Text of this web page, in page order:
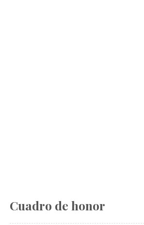
Cuadro de honor